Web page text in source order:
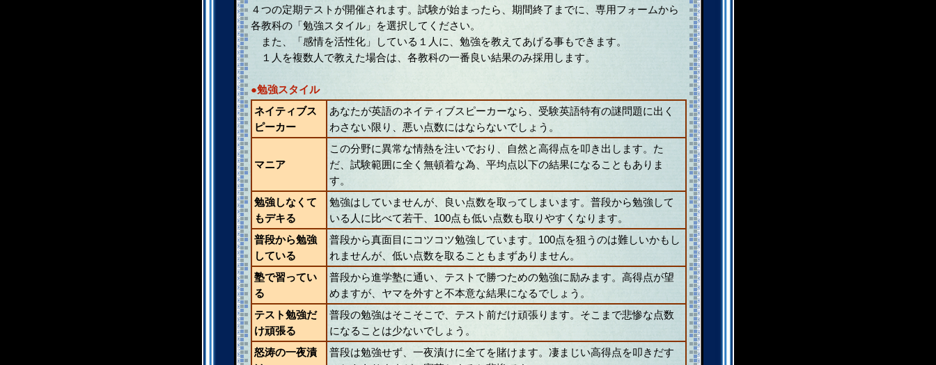
４つの定期テストが開催されます。試験が始まったら、期間終了までに、専用フォームから
各教科の「勉強スタイル」を選択してください。
また、「感情を活性化」している１人に、勉強を教えてあげる事もできます。
１人を複数人で教えた場合は、各教科の一番良い結果のみ採用します。
●勉強スタイル
ネイティブス
ピーカー
あなたが英語のネイティブスピーカーなら、受験英語特有の謎問題に出く
わさない限り、悪い点数にはならないでしょう。
マニア
この分野に異常な情熱を注いでおり、自然と高得点を叩き出します。た
だ、試験範囲に全く無頓着な為、平均点以下の結果になることもありま
す。
勉強しなくて
もデキる
勉強はしていませんが、良い点数を取ってしまいます。普段から勉強して
いる人に比べて若干、100点も低い点数も取りやすくなります。
普段から勉強
している
普段から真面目にコツコツ勉強しています。100点を狙うのは難しいかもし
れませんが、低い点数を取ることもまずありません。
塾で習ってい
る
普段から進学塾に通い、テストで勝つための勉強に励みます。高得点が望
めますが、ヤマを外すと不本意な結果になるでしょう。
テスト勉強だ
け頑張る
普段の勉強はそこそこで、テスト前だけ頑張ります。そこまで悲惨な点数
になることは少ないでしょう。
怒涛の一夜漬
普段は勉強せず、一夜漬けに全てを賭けます。凄まじい高得点を叩きだす